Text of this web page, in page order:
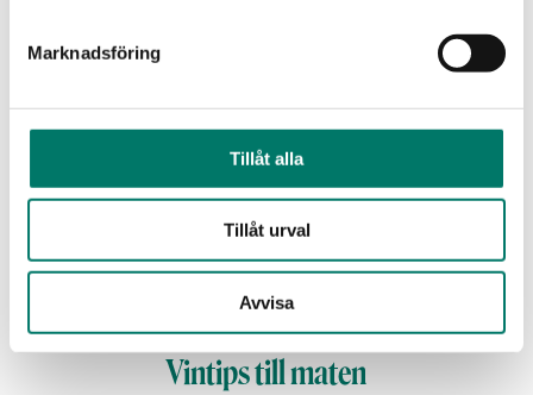
Marknadsföring
Tillåt alla
Tillåt urval
Avvisa
Vad tycker du?
Portioner
50 min
Vintips till maten